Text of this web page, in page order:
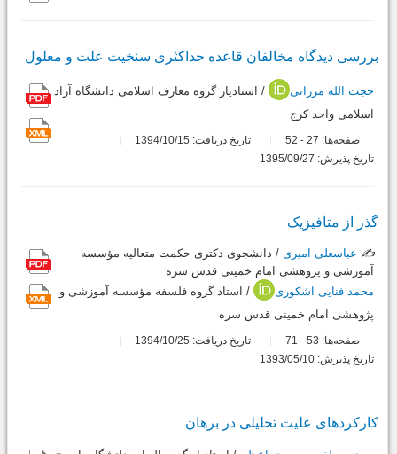
بررسى دیدگاه مخالفان قاعده حداکثرى سنخیت علت و معلول
حجت الله مرزانی
/ استادیار گروه معارف اسلامى دانشگاه آزاد
اسلامى واحد کرج
صفحه‌ها: 27
-
تاریخ دریافت: 1394/10/15
تاریخ پذیرش: 1395/09/27
گذر از متافیزیک
✍️ عباسعلی امیری / دانشجوى دکترى حکمت متعالیه مؤسسه
آموزشى و پژوهشى امام خمینى قدس سره
محمد فنایی اشکوری
/ استاد گروه فلسفه مؤسسه آموزشى و
پژوهشى امام خمینى قدس سره
صفحه‌ها: 53
-
تاریخ دریافت: 1394/10/25
تاریخ پذیرش: 1393/05/10
کارکردهاى علیت تحلیلى در برهان